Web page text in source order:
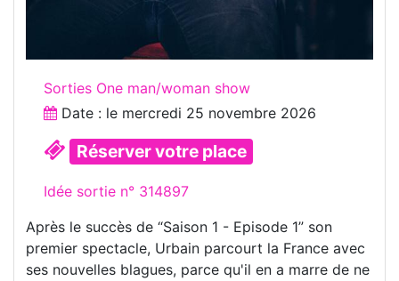
Sorties One man/woman show
Date : le mercredi 25 novembre 2026
Réserver votre place
Idée sortie n° 314897
Après le succès de “Saison 1 - Episode 1” son
premier spectacle, Urbain parcourt la France avec
ses nouvelles blagues, parce qu'il en a marre de ne